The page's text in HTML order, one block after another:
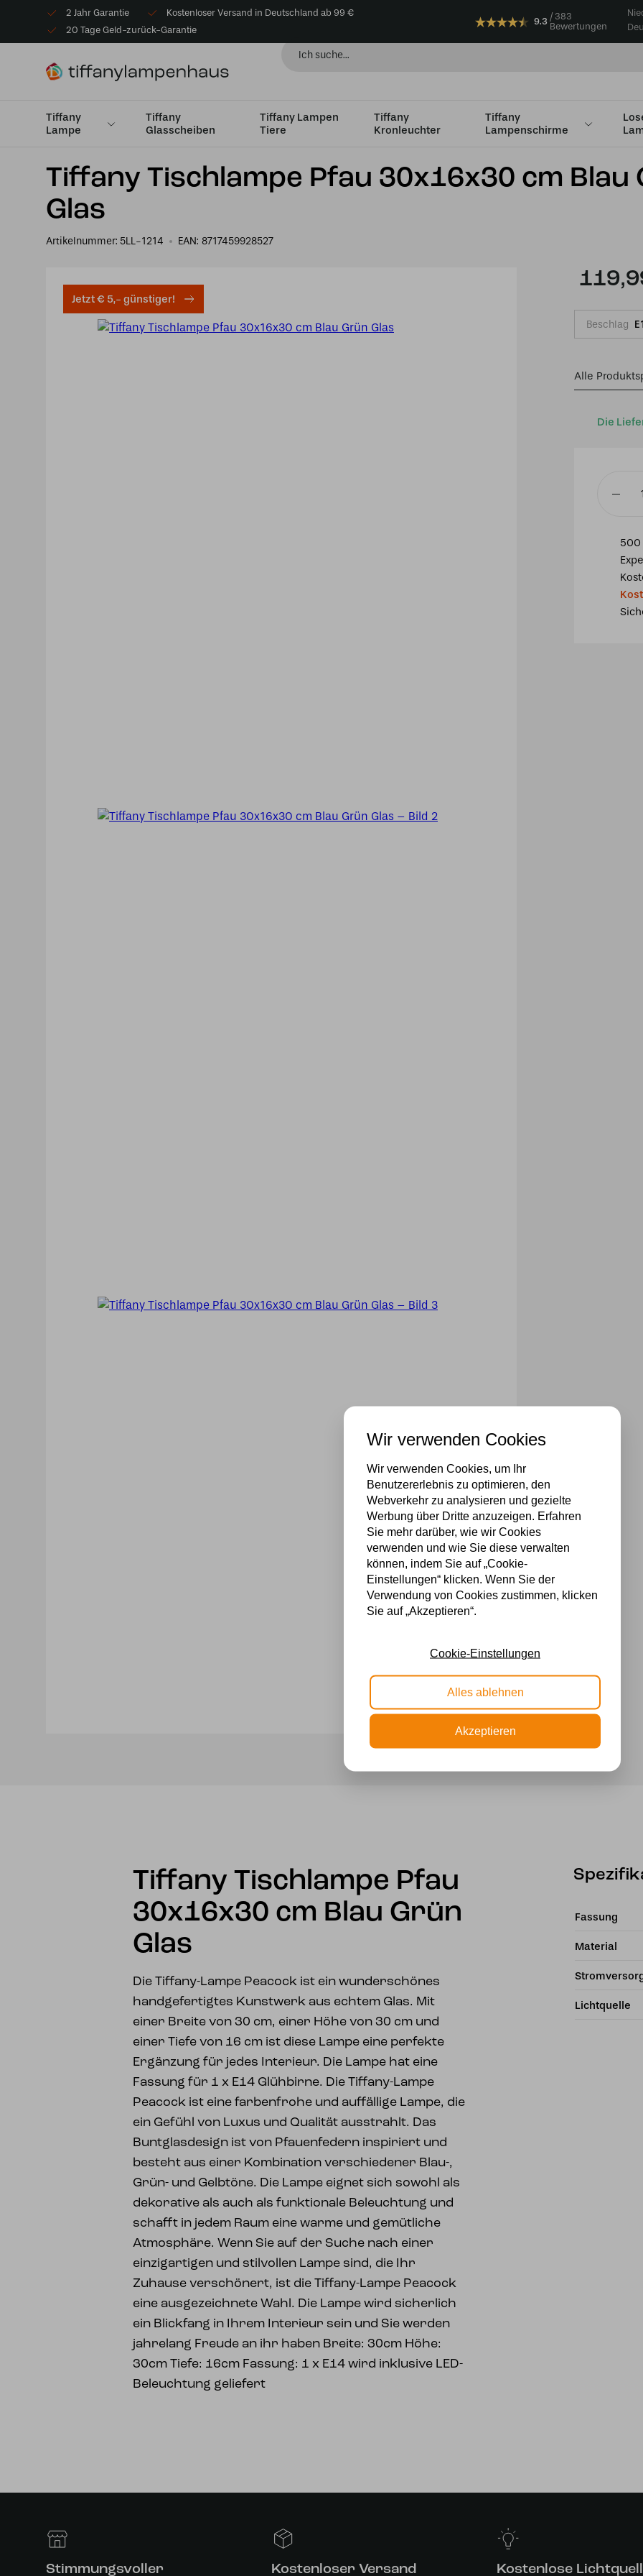
2 Jahr Garantie
Kostenloser Versand in Deutschland ab 99 €
20 Tage Geld-zurück-Garantie
9.3
383
Bewertungen
Tiffany
Lampe
Tiffany
Glasscheiben
Tiffany Lampen
Tiere
Tiffany
Kronleuchter
Tiffany
Lampenschirme
Startseite Tiffany Lampe Tiere Tiffany Tischlampe Pfau 30x16x30 cm Blau Grün Glas
Tiffany Tischlampe Pfau 30x16x30 cm Blau
Glas
Artikelnummer: 5LL-1214 EAN: 8717459928527
Jetzt € 5,- günstiger!
Die
Beschlag
Alle
500
Tiffany Tischlampe Pfau
30x16x30 cm Blau Grün
Glas
Die Tiffany-Lampe Peacock ist ein wunderschönes
handgefertigtes Kunstwerk aus echtem Glas. Mit
einer Breite von 30 cm, einer Höhe von 30 cm und
einer Tiefe von 16 cm ist diese Lampe eine perfekte
Ergänzung für jedes Interieur. Die Lampe hat eine
Fassung für 1 x E14 Glühbirne. Die Tiffany-Lampe
Peacock ist eine farbenfrohe und auffällige Lampe, die
ein Gefühl von Luxus und Qualität ausstrahlt. Das
Buntglasdesign ist von Pfauenfedern inspiriert und
besteht aus einer Kombination verschiedener Blau-,
Grün- und Gelbtöne. Die Lampe eignet sich sowohl als
dekorative als auch als funktionale Beleuchtung und
schafft in jedem Raum eine warme und gemütliche
Atmosphäre. Wenn Sie auf der Suche nach einer
einzigartigen und stilvollen Lampe sind, die Ihr
Zuhause verschönert, ist die Tiffany-Lampe Peacock
eine ausgezeichnete Wahl. Die Lampe wird sicherlich
ein Blickfang in Ihrem Interieur sein und Sie werden
jahrelang Freude an ihr haben Breite: 30cm Höhe:
30cm Tiefe: 16cm Fassung: 1 x E14 wird inklusive LED-
Beleuchtung geliefert
Fassung
Material
Lichtquelle
Stimmungsvoller Kostenloser Versand Kostenlose
Wir verwenden Cookies
Wir verwenden Cookies, um Ihr
Benutzererlebnis zu optimieren, den
Webverkehr zu analysieren und gezielte
Werbung über Dritte anzuzeigen. Erfahren
Sie mehr darüber, wie wir Cookies
verwenden und wie Sie diese verwalten
können, indem Sie auf „Cookie-
Einstellungen“ klicken. Wenn Sie der
Verwendung von Cookies zustimmen, klicken
Sie auf „Akzeptieren“.
Cookie-Einstellungen
Alles ablehnen
Akzeptieren